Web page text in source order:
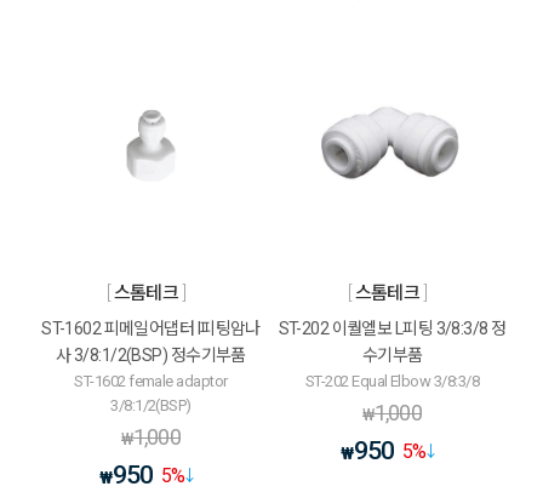
스톰테크
ST-1602 피메일어댑터 I피팅암나
사 3/8:1/2(BSP) 정수기부품
ST-1602 female adaptor
3/8:1/2(BSP)
₩1,000
₩950 5%
스톰테크
ST-202 이퀄엘보 L피팅 3/8:3/8 정
수기부품
ST-202 Equal Elbow 3/8:3/8
₩1,000
₩950 5%